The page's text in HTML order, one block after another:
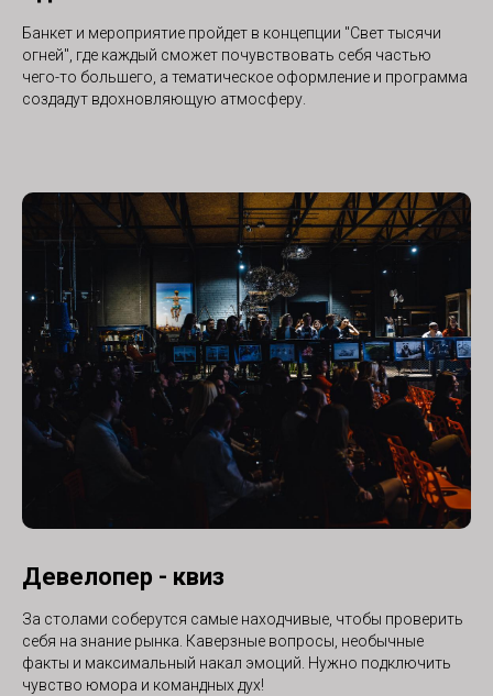
Банкет и мероприятие пройдет в концепции "Свет тысячи
огней", где каждый сможет почувствовать себя частью
чего-то большего, а тематическое оформление и программа
создадут вдохновляющую атмосферу.
Девелопер - квиз
За столами соберутся самые находчивые, чтобы проверить
себя на знание рынка. Каверзные вопросы, необычные
факты и максимальный накал эмоций. Нужно подключить
чувство юмора и командных дух!